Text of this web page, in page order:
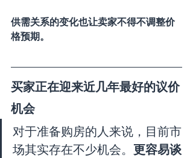
供需关系的变化也让卖家不得不调整价
格预期。
买家正在迎来近几年最好的议价
机会
对于准备购房的人来说，目前市
场其实存在不少机会。 更容易谈